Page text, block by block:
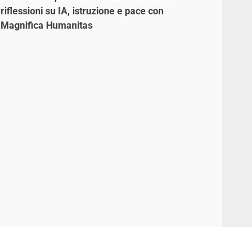
riflessioni su IA, istruzione e pace con
Magnifica Humanitas